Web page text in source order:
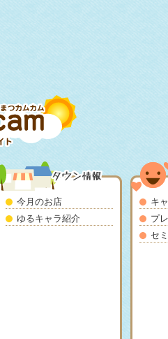
今月のお店
ゆるキャラ紹介
キ
プ
セ